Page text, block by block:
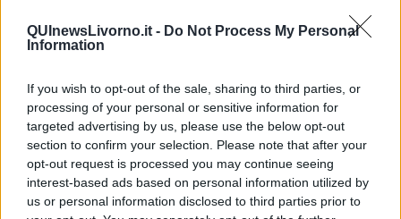
QUInewsLivorno.it - Do Not Process My Personal
Information
If you wish to opt-out of the sale, sharing to third parties, or
processing of your personal or sensitive information for
targeted advertising by us, please use the below opt-out
section to confirm your selection. Please note that after your
opt-out request is processed you may continue seeing
interest-based ads based on personal information utilized by
us or personal information disclosed to third parties prior to
La guerricciola delle due rose
La truffa all'anziano
Diseducazione televisiva e inerzia della politica
Foto storica
Esequie solenni
Nostalgia del sangue blu
Teste calde
Non avere e non essere
Armiamoci e... avviatevi